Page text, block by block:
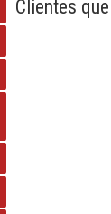
Clientes